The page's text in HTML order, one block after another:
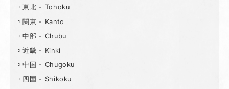
東北 - Tohoku
関東 - Kanto
中部 - Chubu
近畿 - Kinki
中国 - Chugoku
四国 - Shikoku